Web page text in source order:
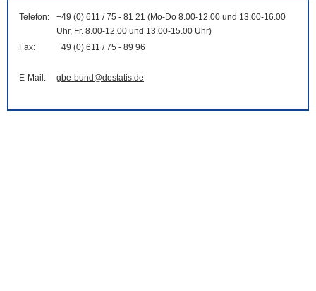
Telefon:
+49 (0) 611 / 75 - 81 21 (Mo-Do 8.00-12.00 und 13.00-16.00
Uhr, Fr. 8.00-12.00 und 13.00-15.00 Uhr)
Fax:
+49 (0) 611 / 75 - 89 96
E-Mail: gbe-bund@destatis.de